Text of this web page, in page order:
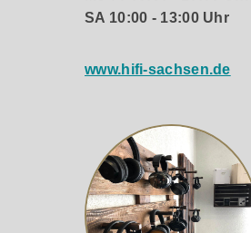
SA 10:00 - 13:00 Uhr
www.hifi-sachsen.de